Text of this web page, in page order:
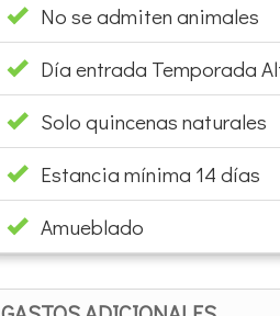
No se admiten animales
Día entrada Temporada
Solo quincenas naturales
Estancia mínima 14 días
Amueblado